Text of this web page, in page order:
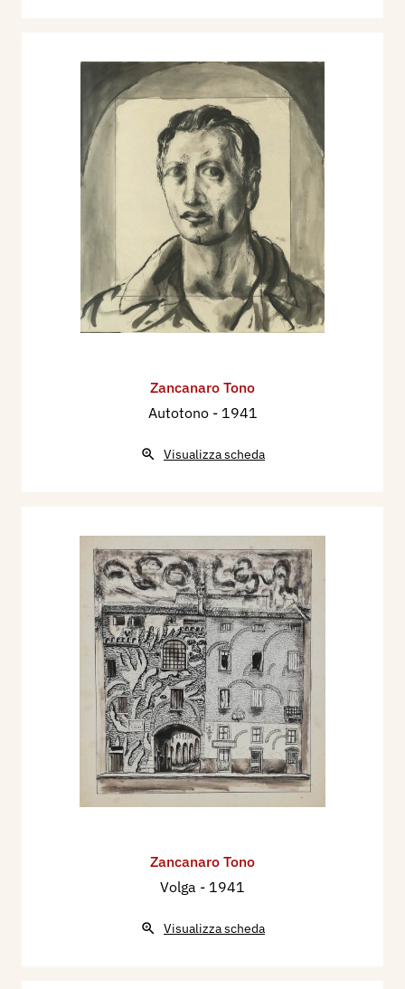
Zancanaro Tono
Autotono - 1941
Visualizza scheda
Zancanaro Tono
Volga - 1941
Visualizza scheda